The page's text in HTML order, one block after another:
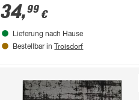
34,99 €
Lieferung nach Hause
Bestellbar in Troisdorf